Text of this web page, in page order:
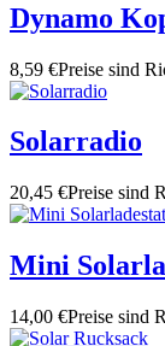
Dynamo
8,59 €Preise sind
Solarradio
20,45 €Preise sind
Mini
14,00 €Preise sind